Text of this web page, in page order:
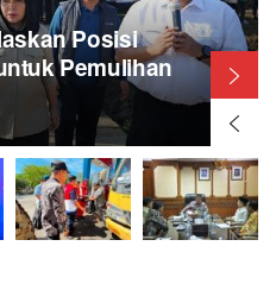
Posisi
Pemulihan